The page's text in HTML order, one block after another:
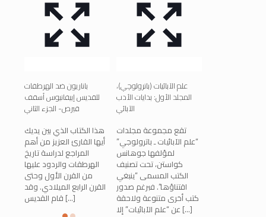
باناريون ضد الهرطقات
للقديس إبيفانيوس أسقف
قبرص- الجزء الثاني
هذا الكتاب الذي بين يديك
أيها القارئ العزيز من أهم
المراجع لدراسة تاريخ
الهرطقات والردود عليها
من القرن الأول وحتى
القرن الرابع الميلادي. وقد
قام القديس […]
علم الآبائيات (باترولوچي)،
المجلد الأول: بدايات الأدب
الآبائي
تقع مجموعة مجلدات
“علم الآبائيات ـ باترولوجي”
لمؤلفها جوهانس
كواستن، تحت تصنيف
الكتب المسمى “ينبغي
اقتناؤها”. فبرغم صدور
كتب أخرى متنوعة ولاحقة
عن “علم الآبائيات” إلا […]